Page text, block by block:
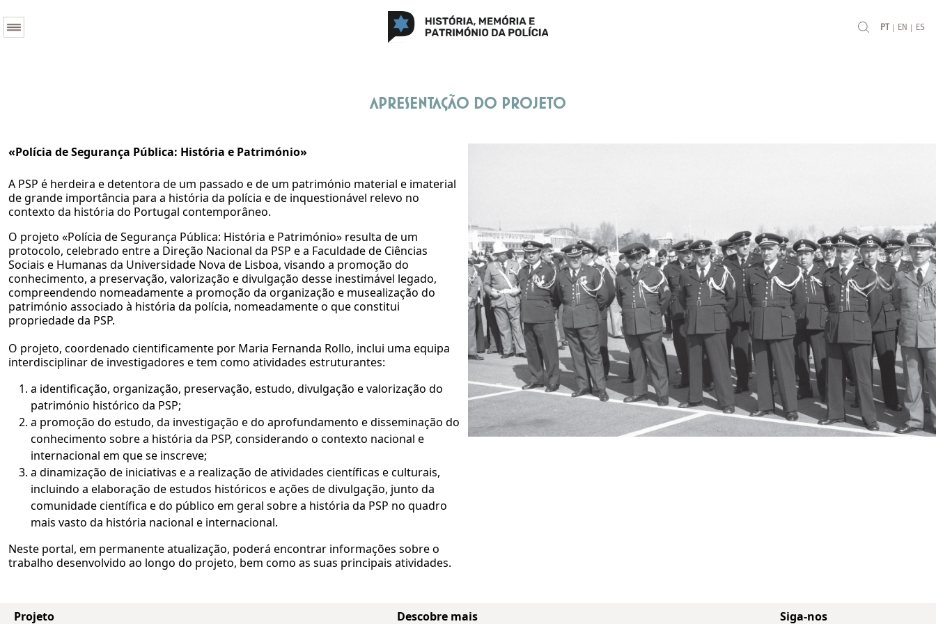
PT | EN | ES
Apresentação do Projeto
«Polícia de Segurança Pública: História e Património»
A PSP é herdeira e detentora de um passado e de um património material e imaterial
de grande importância para a história da polícia e de inquestionável relevo no
contexto da história do Portugal contemporâneo.
O projeto «Polícia de Segurança Pública: História e Património» resulta de um
protocolo, celebrado entre a Direção Nacional da PSP e a Faculdade de Ciências
Sociais e Humanas da Universidade Nova de Lisboa, visando a promoção do
conhecimento, a preservação, valorização e divulgação desse inestimável legado,
compreendendo nomeadamente a promoção da organização e musealização do
património associado à história da polícia, nomeadamente o que constitui
propriedade da PSP.
O projeto, coordenado cientificamente por Maria Fernanda Rollo, inclui uma equipa
interdisciplinar de investigadores e tem como atividades estruturantes:
a identificação, organização, preservação, estudo, divulgação e valorização do
património histórico da PSP;
a promoção do estudo, da investigação e do aprofundamento e disseminação do
conhecimento sobre a história da PSP, considerando o contexto nacional e
internacional em que se inscreve;
a dinamização de iniciativas e a realização de atividades científicas e culturais,
incluindo a elaboração de estudos históricos e ações de divulgação, junto da
comunidade científica e do público em geral sobre a história da PSP no quadro
mais vasto da história nacional e internacional.
Neste portal, em permanente atualização, poderá encontrar informações sobre o
trabalho desenvolvido ao longo do projeto, bem como as suas principais atividades.
Projeto Descobre mais Siga-nos